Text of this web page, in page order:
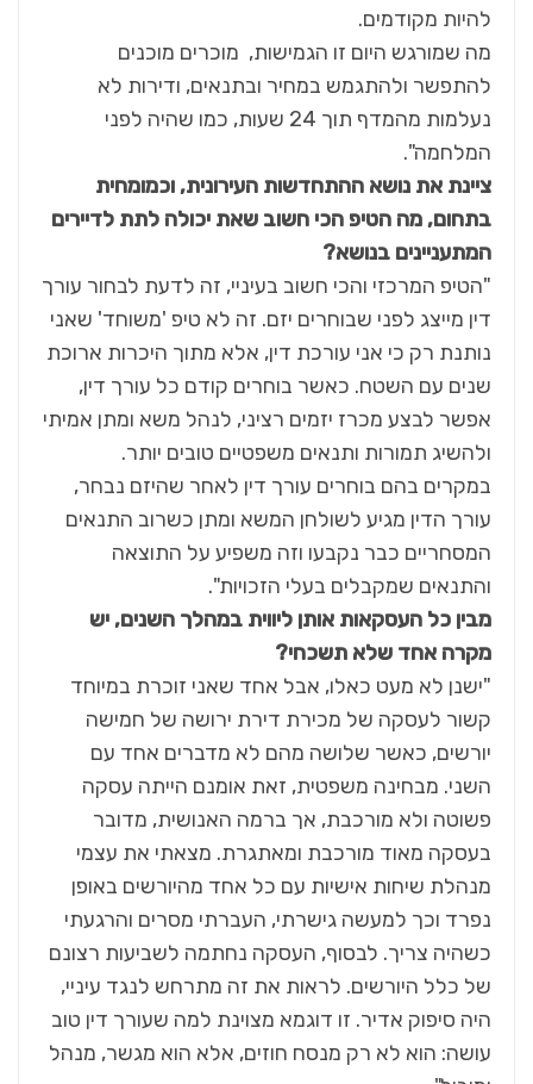
להיות מקודמים.
מה שמורגש היום זו הגמישות, מוכרים מוכנים
להתפשר ולהתגמש במחיר ובתנאים, ודירות לא
נעלמות מהמדף תוך 24 שעות, כמו שהיה לפני
המלחמה".
ציינת את נושא ההתחדשות העירונית, וכמומחית
בתחום, מה הטיפ הכי חשוב שאת יכולה לתת לדיירים
המתעניינים בנושא?
"הטיפ המרכזי והכי חשוב בעיניי, זה לדעת לבחור עורך
דין מייצג לפני שבוחרים יזם. זה לא טיפ 'משוחד' שאני
נותנת רק כי אני עורכת דין, אלא מתוך היכרות ארוכת
שנים עם השטח. כאשר בוחרים קודם כל עורך דין,
אפשר לבצע מכרז יזמים רציני, לנהל משא ומתן אמיתי
ולהשיג תמורות ותנאים משפטיים טובים יותר.
במקרים בהם בוחרים עורך דין לאחר שהיזם נבחר,
עורך הדין מגיע לשולחן המשא ומתן כשרוב התנאים
המסחריים כבר נקבעו וזה משפיע על התוצאה
והתנאים שמקבלים בעלי הזכויות".
מבין כל העסקאות אותן ליווית במהלך השנים, יש
מקרה אחד שלא תשכחי?
"ישנן לא מעט כאלו, אבל אחד שאני זוכרת במיוחד
קשור לעסקה של מכירת דירת ירושה של חמישה
יורשים, כאשר שלושה מהם לא מדברים אחד עם
השני. מבחינה משפטית, זאת אומנם הייתה עסקה
פשוטה ולא מורכבת, אך ברמה האנושית, מדובר
בעסקה מאוד מורכבת ומאתגרת. מצאתי את עצמי
מנהלת שיחות אישיות עם כל אחד מהיורשים באופן
נפרד וכך למעשה גישרתי, העברתי מסרים והרגעתי
כשהיה צריך. לבסוף, העסקה נחתמה לשביעות רצונם
של כלל היורשים. לראות את זה מתרחש לנגד עיניי,
היה סיפוק אדיר. זו דוגמא מצוינת למה שעורך דין טוב
עושה: הוא לא רק מנסח חוזים, אלא הוא מגשר, מנהל